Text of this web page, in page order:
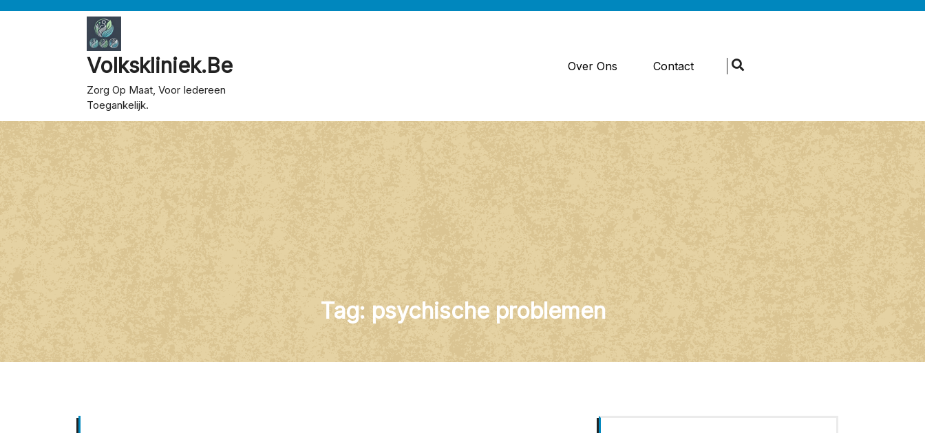
Volkskliniek.be
Zorg Op Maat, Voor Iedereen
Toegankelijk.
Over Ons Contact
Tag: psychische problemen